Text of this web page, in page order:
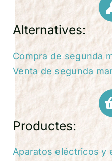
Alternatives:
Compra de segunda
Venta de segunda
Productes:
Aparatos eléctricos y